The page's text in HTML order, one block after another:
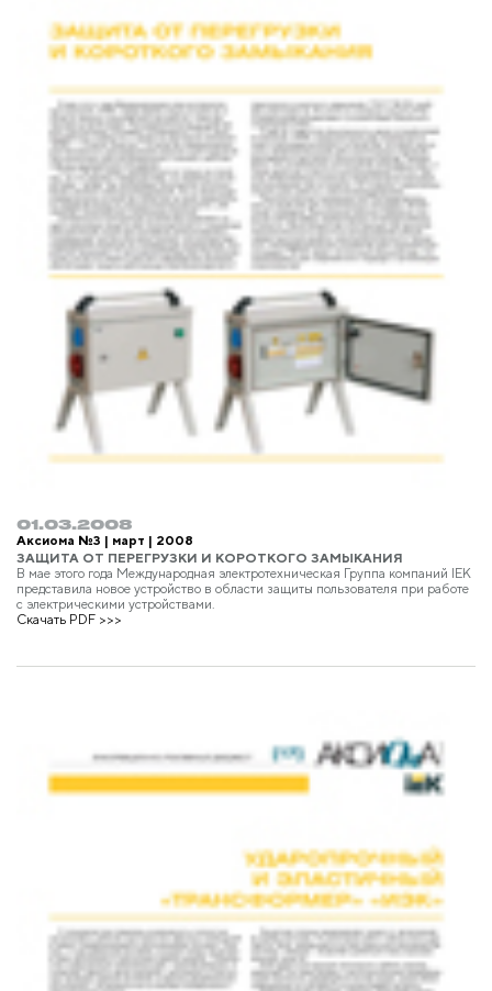
01.03.2008
Аксиома №3 | март | 2008
ЗАЩИТА ОТ ПЕРЕГРУЗКИ И КОРОТКОГО ЗАМЫКАНИЯ
В мае этого года Международная электротехническая Группа компаний IEK
представила новое устройство в области защиты пользователя при работе
с электрическими устройствами.
Скачать PDF >>>